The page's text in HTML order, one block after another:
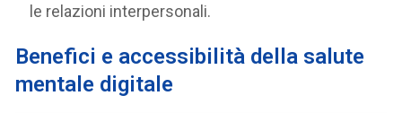
le relazioni interpersonali.
Benefici e accessibilità della salute
mentale digitale